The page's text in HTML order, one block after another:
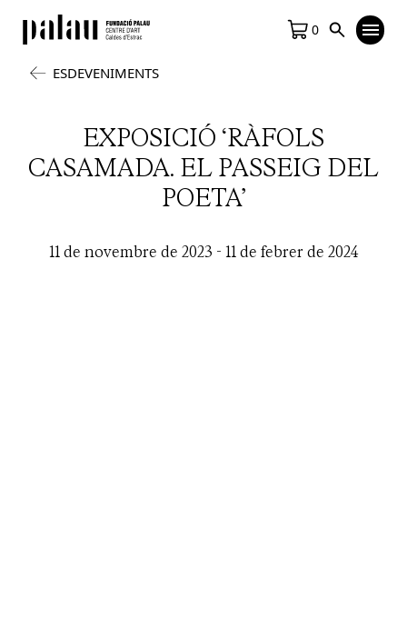
0
ESDEVENIMENTS
EXPOSICIÓ ‘RÀFOLS
CASAMADA. EL PASSEIG DEL
POETA’
11 de novembre de 2023 - 11 de febrer de 2024